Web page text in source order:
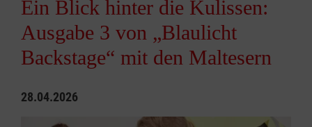
Ein Blick hinter die Kulissen:
Ausgabe 3 von „Blaulicht
Backstage“ mit den Maltesern
28.04.2026